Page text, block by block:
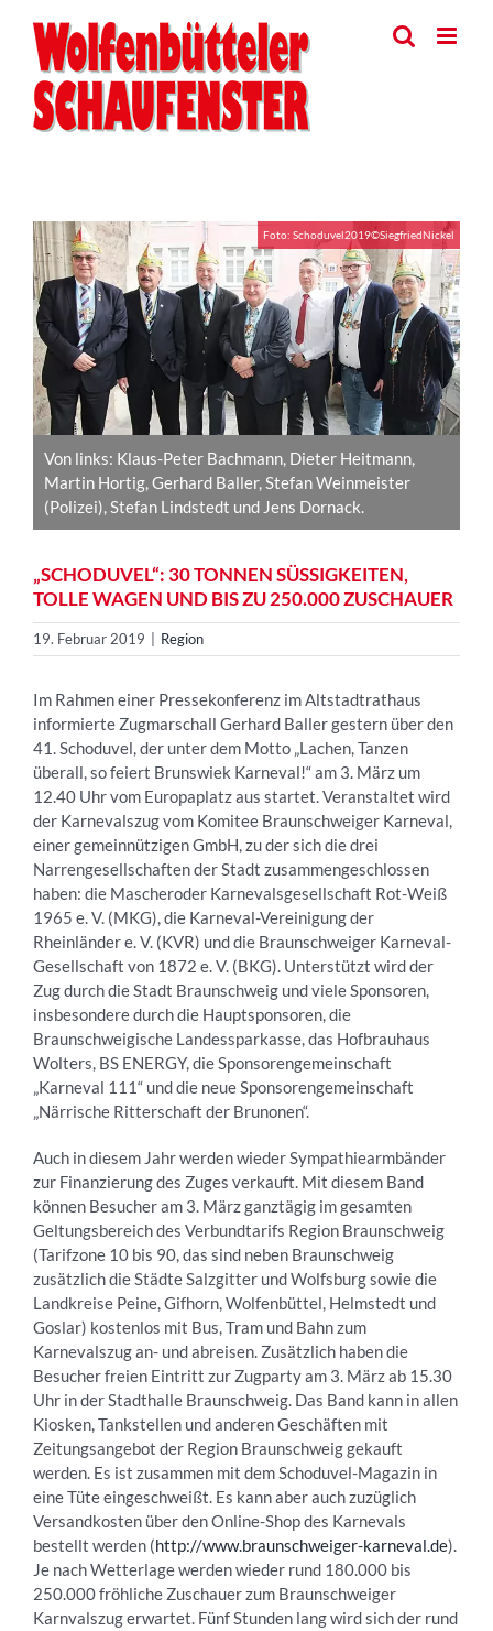
content
View
Larger
Image
Von links: Klaus-Peter Bachmann, Dieter Heitmann,
Martin Hortig, Gerhard Baller, Stefan Weinmeister
(Polizei), Stefan Lindstedt und Jens Dornack.
Foto: Schoduvel2019©SiegfriedNickel
„SCHODUVEL“: 30 TONNEN SÜSSIGKEITEN, T
OLLE WAGEN UND BIS ZU 250.000 ZUSCHAUER
19. Februar 2019 Region
Im Rahmen einer Pressekonferenz im Altstadtrathaus
informierte Zugmarschall Gerhard Baller gestern über den
41. Schoduvel, der unter dem Motto „Lachen, Tanzen
überall, so feiert Brunswiek Karneval!“ am 3. März um
12.40 Uhr vom Europaplatz aus startet. Veranstaltet wird
der Karnevalszug vom Komitee Braunschweiger Karneval,
einer gemeinnützigen GmbH, zu der sich die drei
Narrengesellschaften der Stadt zusammengeschlossen
haben: die Mascheroder Karnevalsgesellschaft Rot-Weiß
1965 e. V. (MKG), die Karneval-Vereinigung der
Rheinländer e. V. (KVR) und die Braunschweiger Karneval-
Gesellschaft von 1872 e. V. (BKG). Unterstützt wird der
Zug durch die Stadt Braunschweig und viele Sponsoren,
insbesondere durch die Hauptsponsoren, die
Braunschweigische Landessparkasse, das Hofbrauhaus
Wolters, BS ENERGY, die Sponsorengemeinschaft
„Karneval 111“ und die neue Sponsorengemeinschaft
„Närrische Ritterschaft der Brunonen“.
Auch in diesem Jahr werden wieder Sympathiearmbänder
zur Finanzierung des Zuges verkauft. Mit diesem Band
können Besucher am 3. März ganztägig im gesamten
Geltungsbereich des Verbundtarifs Region Braunschweig
(Tarifzone 10 bis 90, das sind neben Braunschweig
zusätzlich die Städte Salzgitter und Wolfsburg sowie die
Landkreise Peine, Gifhorn, Wolfenbüttel, Helmstedt und
Goslar) kostenlos mit Bus, Tram und Bahn zum
Karnevalszug an- und abreisen. Zusätzlich haben die
Besucher freien Eintritt zur Zugparty am 3. März ab 15.30
Uhr in der Stadthalle Braunschweig. Das Band kann in allen
Kiosken, Tankstellen und anderen Geschäften mit
Zeitungsangebot der Region Braunschweig gekauft
werden. Es ist zusammen mit dem Schoduvel-Magazin in
eine Tüte eingeschweißt. Es kann aber auch zuzüglich
Versandkosten über den Online-Shop des Karnevals
bestellt werden (http://www.braunschweiger-karneval.de).
Je nach Wetterlage werden wieder rund 180.000 bis
250.000 fröhliche Zuschauer zum Braunschweiger
Karnvalszug erwartet. Fünf Stunden lang wird sich der rund